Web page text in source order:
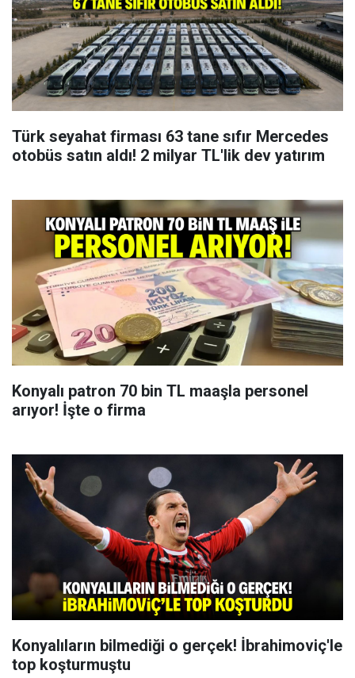
Türk seyahat firması 63 tane sıfır Mercedes
otobüs satın aldı! 2 milyar TL'lik dev yatırım
Konyalı patron 70 bin TL maaşla personel
arıyor! İşte o firma
Konyalıların bilmediği o gerçek! İbrahimoviç'le
top koşturmuştu